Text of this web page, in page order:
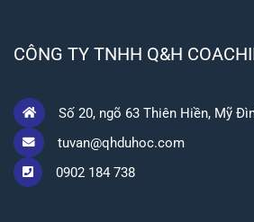
CÔNG TY TNHH Q&H
Số 20, ngõ 63 Thiên Hiền, Mỹ
tuvan@qhduhoc.com
0902 184 738